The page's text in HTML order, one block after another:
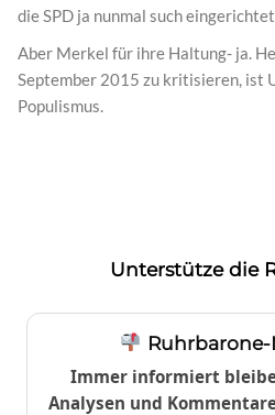
die SPD ja nunmal such
Aber Merkel für ihre Haltung- ja.
September 2015 zu kritisieren, ist
Populismus.
Unterstütze die
Immer informiert
Analysen und